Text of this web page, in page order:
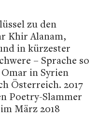
zu den
Khir Alanam,
in kürzester
– Sprache so
in Syrien
Österreich. 2017
Poetry-Slammer
März 2018